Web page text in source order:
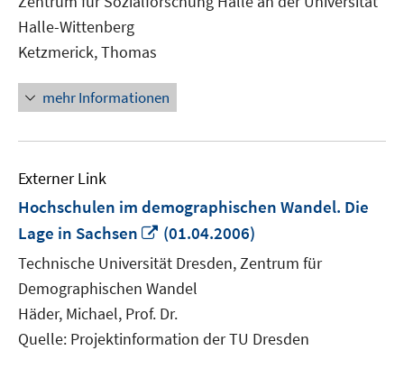
Fenster
Halle-Wittenberg
Ketzmerick, Thomas
mehr Informationen
Externer Link
Hochschulen im demographischen Wandel. Die
Lage in Sachsen
In
Fenster
öffnen
(01.04.2006)
Technische Universität Dresden, Zentrum für
Demographischen Wandel
Häder, Michael, Prof. Dr.
Quelle: Projektinformation der TU Dresden